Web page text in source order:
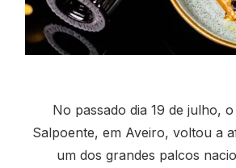
No passado dia 19 de julho,
Salpoente, em Aveiro, voltou a
um dos grandes palcos